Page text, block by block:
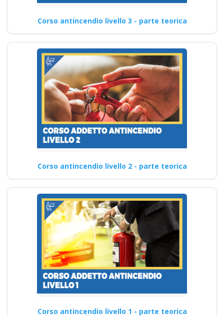
Corso antincendio livello 3 - parte teorica
Corso antincendio livello 2 - parte teorica
Corso antincendio livello 1 - parte teorica